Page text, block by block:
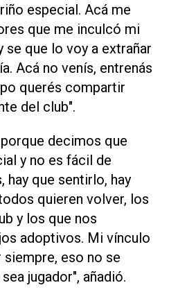
especial. Acá me
que me inculcó mi
se que lo voy a extrañar
Acá no venís, entrenás
querés compartir
del club".
decimos que
y no es fácil de
hay que sentirlo, hay
quieren volver, los
y los que nos
adoptivos. Mi vínculo
eso no se
jugador", añadió.